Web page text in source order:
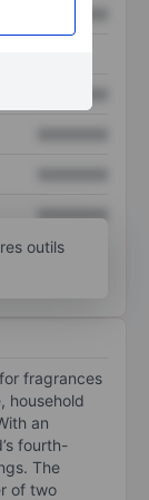
XXXXXXX
outils
fragrances
household
an
fourth-
The
of two